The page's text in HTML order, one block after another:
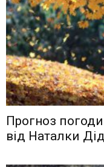
Прогноз
від Наталки